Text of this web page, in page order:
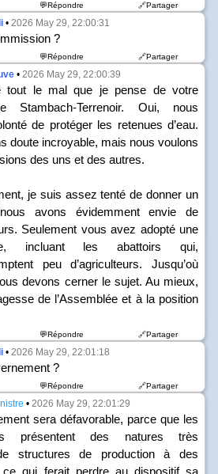
💬Répondre 🔗Partager
• 2026 May 29, 22:00:31
?
💬Répondre 🔗Partager
• 2026 May 29, 22:00:39
tout le mal que je pense de votre
Stambach-Terrenoir. Oui, nous
de protéger les retenues d’eau.
doute incroyable, mais nous voulons
des uns et des autres.
je suis assez tenté de donner un
avons évidemment envie de
Seulement vous avez adopté une
incluant les abattoirs qui,
peu d’agriculteurs. Jusqu’où
devons cerner le sujet. Au mieux,
de l’Assemblée et à la position
💬Répondre 🔗Partager
• 2026 May 29, 22:01:18
?
💬Répondre 🔗Partager
• 2026 May 29, 22:01:29
sera défavorable, parce que les
présentent des natures très
structures de production à des
ce qui ferait perdre au dispositif sa